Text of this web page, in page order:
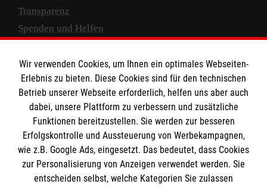
Transparenz
Spenden und Helfen
Empfänger: Malteser Hilfsdienst e.V.
IBAN: DE10 3706 0120 1201 2000 12
BIC: GENODED 1PA7
Wir verwenden Cookies, um Ihnen ein optimales Webseiten-
Erlebnis zu bieten. Diese Cookies sind für den technischen
Betrieb unserer Webseite erforderlich, helfen uns aber auch
dabei, unsere Plattform zu verbessern und zusätzliche
Funktionen bereitzustellen. Sie werden zur besseren
Erfolgskontrolle und Aussteuerung von Werbekampagnen,
wie z.B. Google Ads, eingesetzt. Das bedeutet, dass Cookies
zur Personalisierung von Anzeigen verwendet werden. Sie
entscheiden selbst, welche Kategorien Sie zulassen